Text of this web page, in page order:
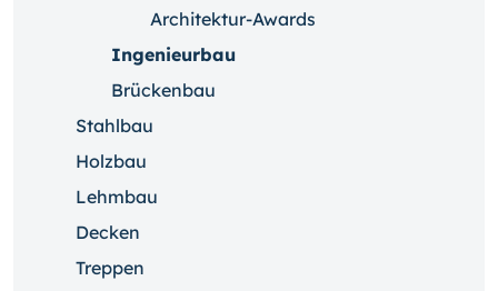
Architektur-Awards
Ingenieurbau
Brückenbau
Stahlbau
Holzbau
Lehmbau
Decken
Treppen